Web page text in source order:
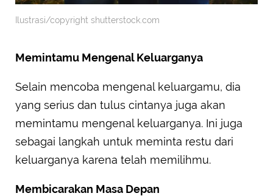
Ilustrasi/copyright shutterstock.com
Memintamu Mengenal Keluarganya
Selain mencoba mengenal keluargamu, dia
yang serius dan tulus cintanya juga akan
memintamu mengenal keluarganya. Ini juga
sebagai langkah untuk meminta restu dari
keluarganya karena telah memilihmu.
Membicarakan Masa Depan